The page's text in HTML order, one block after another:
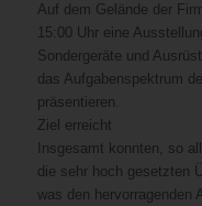
Auf dem Gelände der
15:00 Uhr eine
Sondergeräte und
das Aufgabenspektrum
präsentieren.
Ziel erreicht
Insgesamt konnten, so
die sehr hoch gesetzten
was den hervorragenden